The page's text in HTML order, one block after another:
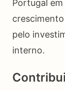
Portugal
pelo
interno.